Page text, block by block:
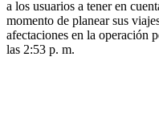
a los usuarios a tener en
momento de planear sus
afectaciones en la operación
las 2:53 p. m.